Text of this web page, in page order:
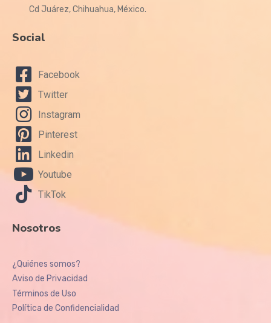
Cd Juárez, Chihuahua, México.
Social
Facebook
Twitter
Instagram
Pinterest
Linkedin
Youtube
TikTok
Nosotros
¿Quiénes somos?
Aviso de Privacidad
Términos de Uso
Política de Confidencialidad